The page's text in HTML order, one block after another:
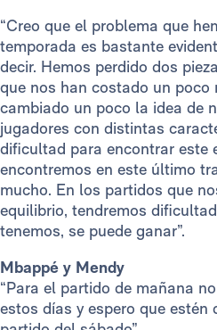
“Creo que el problema que
temporada es bastante
decir. Hemos perdido dos
que nos han costado un poco
cambiado un poco la idea de
jugadores con distintas
dificultad para encontrar este
encontremos en este último
mucho. En los partidos que
equilibrio, tendremos
tenemos, se puede ganar”.
Mbappé y Mendy
“Para el partido de mañana
estos días y espero que estén